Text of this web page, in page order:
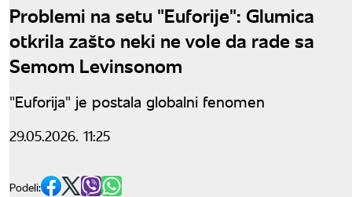
Problemi na setu "Euforije": Glumica
otkrila zašto neki ne vole da rade sa
Semom Levinsonom
"Euforija" je postala globalni fenomen
29.05.2026. 11:25
Podeli: